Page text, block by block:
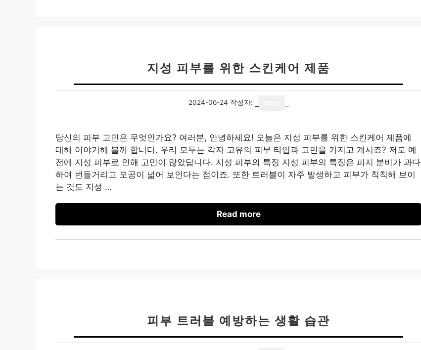
지성 피부를 위한 스킨케어 제품
2024-06-24 작성자:
당신의 피부 고민은 무엇인가요? 여러분, 안녕하세요! 오늘은 지성 피부를 위한 스킨케어 제품에
대해 이야기해 볼까 합니다. 우리 모두는 각자 고유의 피부 타입과 고민을 가지고 계시죠? 저도 예
전에 지성 피부로 인해 고민이 많았답니다. 지성 피부의 특징 지성 피부의 특징은 피지 분비가 과다
하여 번들거리고 모공이 넓어 보인다는 점이죠. 또한 트러블이 자주 발생하고 피부가 칙칙해 보이
는 것도 지성 …
Read more
피부 트러블 예방하는 생활 습관